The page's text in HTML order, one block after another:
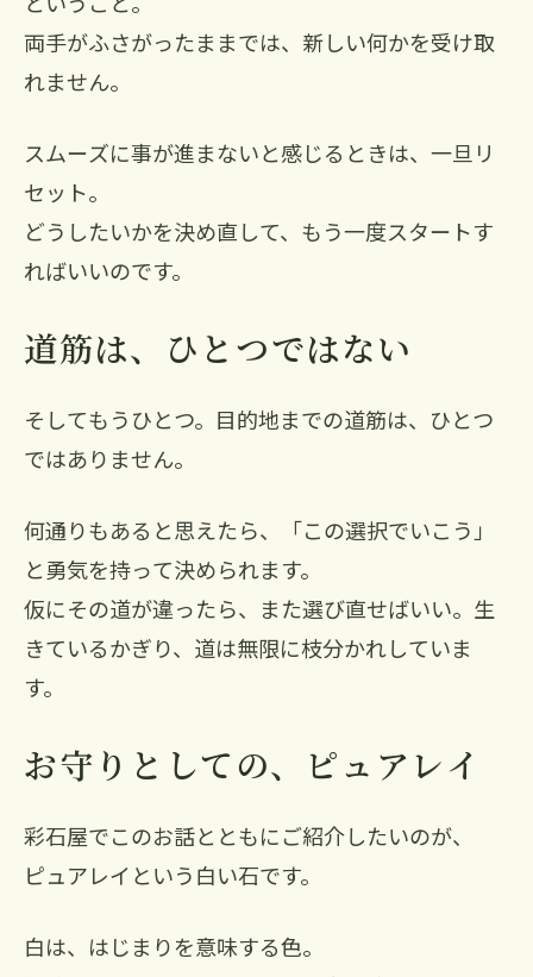
両手がふさがったままでは、新しい何かを受け取
れません。
スムーズに事が進まないと感じるときは、一旦リ
セット。
どうしたいかを決め直して、もう一度スタートす
ればいいのです。
道筋は、ひとつではない
そしてもうひとつ。目的地までの道筋は、ひとつ
ではありません。
何通りもあると思えたら、「この選択でいこう」
と勇気を持って決められます。
仮にその道が違ったら、また選び直せばいい。生
きているかぎり、道は無限に枝分かれしていま
す。
お守りとしての、ピュアレイ
彩石屋でこのお話とともにご紹介したいのが、
ピュアレイという白い石です。
白は、はじまりを意味する色。